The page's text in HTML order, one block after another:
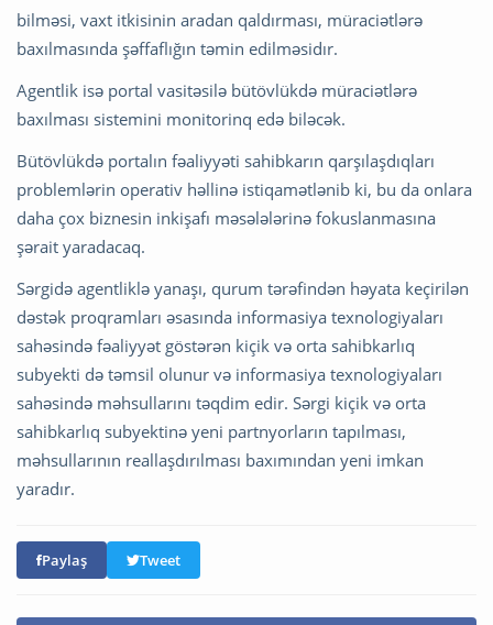
bilməsi, vaxt itkisinin aradan qaldırması, müraciətlərə
baxılmasında şəffaflığın təmin edilməsidır.
Agentlik isə portal vasitəsilə bütövlükdə müraciətlərə
baxılması sistemini monitorinq edə biləcək.
Bütövlükdə portalın fəaliyyəti sahibkarın qarşılaşdıqları
problemlərin operativ həllinə istiqamətlənib ki, bu da onlara
daha çox biznesin inkişafı məsələlərinə fokuslanmasına
şərait yaradacaq.
Sərgidə agentliklə yanaşı, qurum tərəfindən həyata keçirilən
dəstək proqramları əsasında informasiya texnologiyaları
sahəsində fəaliyyət göstərən kiçik və orta sahibkarlıq
subyekti də təmsil olunur və informasiya texnologiyaları
sahəsində məhsullarını təqdim edir. Sərgi kiçik və orta
sahibkarlıq subyektinə yeni partnyorların tapılması,
məhsullarının reallaşdırılması baxımından yeni imkan
yaradır.
Paylaş Tweet